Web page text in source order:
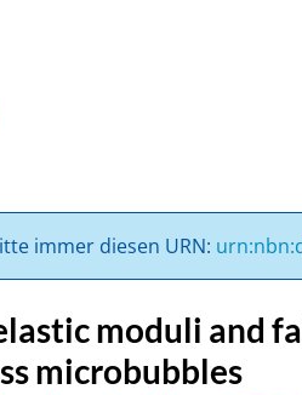
immer diesen URN:
moduli and
microbubbles